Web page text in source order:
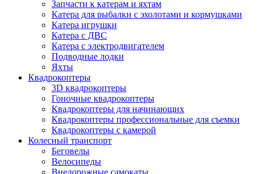
Запчасти к катерам и яхтам
Катера для рыбалки с эхолотами и кормушками
Катера игрушки
Катера с ДВС
Катера с электродвигателем
Подводные лодки
Яхты
Квадрокоптеры
3D квадрокоптеры
Гоночные квадрокоптеры
Квадрокоптеры для начинающих
Квадрокоптеры профессиональные для съемки
Квадрокоптеры с камерой
Колесный транспорт
Беговелы
Велосипеды
Внедорожные самокаты